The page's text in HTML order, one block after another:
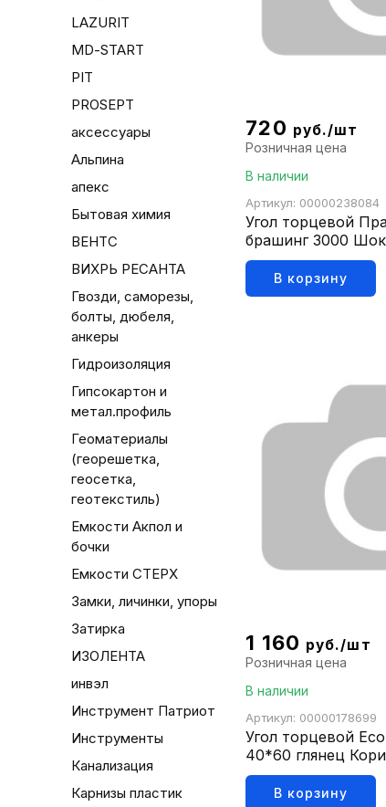
LAZURIT
MD-START
PIT
PROSEPT
аксессуары
Альпина
апекс
Бытовая химия
ВЕНТС
ВИХРЬ РЕСАНТА
Гвозди, саморезы,
болты, дюбеля,
анкеры
Гидроизоляция
Гипсокартон и
метал.профиль
Геоматериалы
(георешетка,
геосетка,
геотекстиль)
Емкости Акпол и
бочки
Емкости СТЕРХ
Замки, личинки, упоры
Затирка
ИЗОЛЕНТА
инвэл
Инструмент Патриот
Инструменты
Канализация
Карнизы пластик
720 руб./шт
Розничная цена
В наличии
Артикул: 00000238084
Угол торцевой
брашинг 3000
В корзину
1 160 руб./шт
Розничная цена
В наличии
Артикул: 00000178699
Угол торцевой
40*60 глянец
В корзину